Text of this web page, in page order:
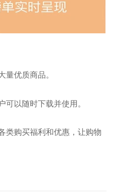
量优质商品。
可以随时下载并使用。
类购买福利和优惠，让购物